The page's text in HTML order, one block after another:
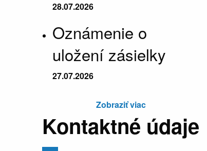
28.07.2026
Oznámenie o
uložení zásielky
27.07.2026
Zobraziť viac
Kontaktné údaje